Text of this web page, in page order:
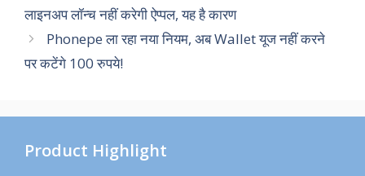
लाइनअप लॉन्च नहीं करेगी ऐप्पल, यह है कारण
Phonepe ला रहा नया नियम, अब Wallet यूज नहीं करने
पर कटेंगे 100 रुपये!
Product Highlight